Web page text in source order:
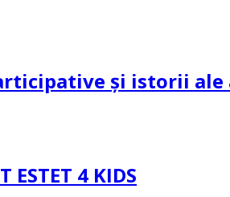
și istorii
4 KIDS